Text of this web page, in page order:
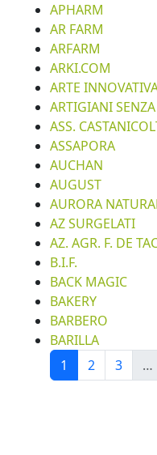
APHARM
AR FARM
ARFARM
ARKI.COM
ARTE
ARTIGIANI
ASS.
ASSAPORA
AUCHAN
AUGUST
AURORA
AZ SURGELATI
AZ. AGR. F. DE
B.I.F.
BACK MAGIC
BAKERY
BARBERO
BARILLA
1
2 3 …